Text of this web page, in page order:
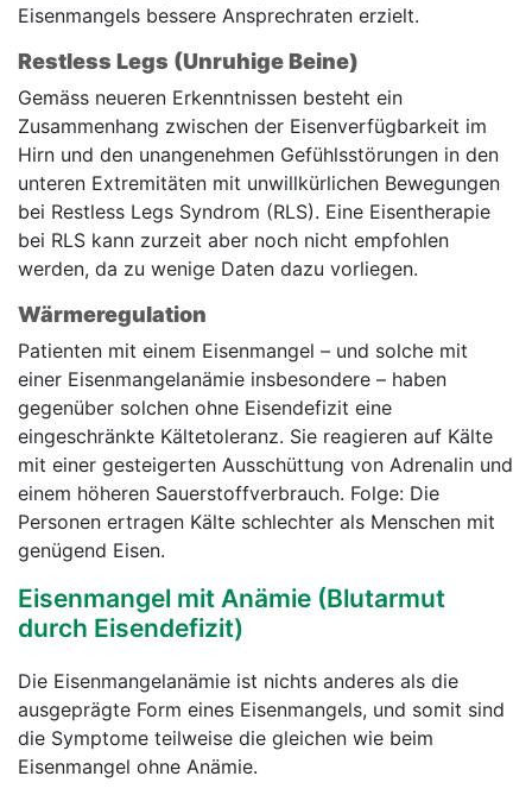
Eisenmangels bessere Ansprechraten erzielt.
Restless Legs (Unruhige Beine)
Gemäss neueren Erkenntnissen besteht ein
Zusammenhang zwischen der Eisenverfügbarkeit im
Hirn und den unangenehmen Gefühlsstörungen in den
unteren Extremitäten mit unwillkürlichen Bewegungen
bei Restless Legs Syndrom (RLS). Eine Eisentherapie
bei RLS kann zurzeit aber noch nicht empfohlen
werden, da zu wenige Daten dazu vorliegen.
Wärmeregulation
Patienten mit einem Eisenmangel – und solche mit
einer Eisenmangelanämie insbesondere – haben
gegenüber solchen ohne Eisendefizit eine
eingeschränkte Kältetoleranz. Sie reagieren auf Kälte
mit einer gesteigerten Ausschüttung von Adrenalin und
einem höheren Sauerstoffverbrauch. Folge: Die
Personen ertragen Kälte schlechter als Menschen mit
genügend Eisen.
Eisenmangel mit Anämie (Blutarmut
durch Eisendefizit)
Die Eisenmangelanämie ist nichts anderes als die
ausgeprägte Form eines Eisenmangels, und somit sind
die Symptome teilweise die gleichen wie beim
Eisenmangel ohne Anämie.